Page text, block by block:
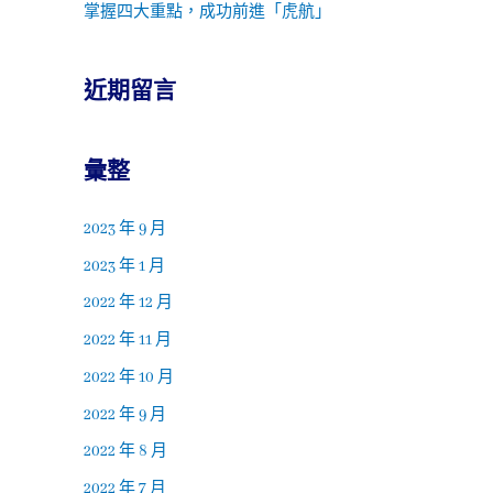
掌握四大重點，成功前進「虎航」
近期留言
彙整
2023 年 9 月
2023 年 1 月
2022 年 12 月
2022 年 11 月
2022 年 10 月
2022 年 9 月
2022 年 8 月
2022 年 7 月